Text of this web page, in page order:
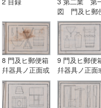
図 門及ヒ郵
箱幷器具ノ正
或ハ側面ノ単
8 門及ヒ郵便箱
幷器具ノ正面或
ハ側面ノ単図
9 門及ヒ郵便
幷器具ノ正面
ハ側面ノ単図